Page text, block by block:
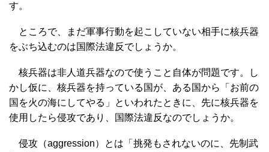
す。
ところで、まだ軍事行動を起こしていない相手に核兵器
をぶち込むのは国際法違反でしょうか。
核兵器は非人道兵器なので使うこと自体が問題です。し
かし仮に、核兵器を持っている国が、ある国から「お前の
国を火の海にしてやる」といわれたときに、先に核兵器を
使用したら侵攻であり、国際法違反なのでしょうか。
侵攻（aggression）とは「挑発もされないのに、先制武